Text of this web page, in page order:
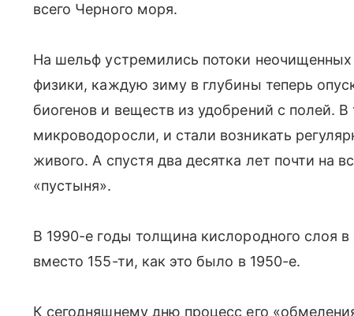
всего Черного моря.
На шельф устремились потоки
физики, каждую зиму в глубины теперь
биогенов и веществ из удобрений с полей.
микроводоросли, и стали возникать
живого. А спустя два десятка лет почти на
«пустыня».
В 1990-е годы толщина кислородного слоя
вместо 155-ти, как это было в 1950-е.
К сегодняшнему дню процесс его